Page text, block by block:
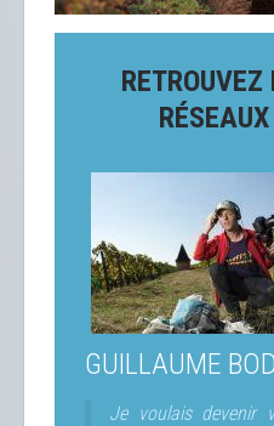
GUILLAUME
Je voulais devenir